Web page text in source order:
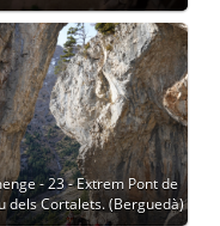
- 23 - Extrem Pont de
dels Cortalets. (Berguedà)